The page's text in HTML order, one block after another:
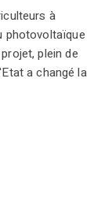
à
photovoltaïque
plein de
a changé la